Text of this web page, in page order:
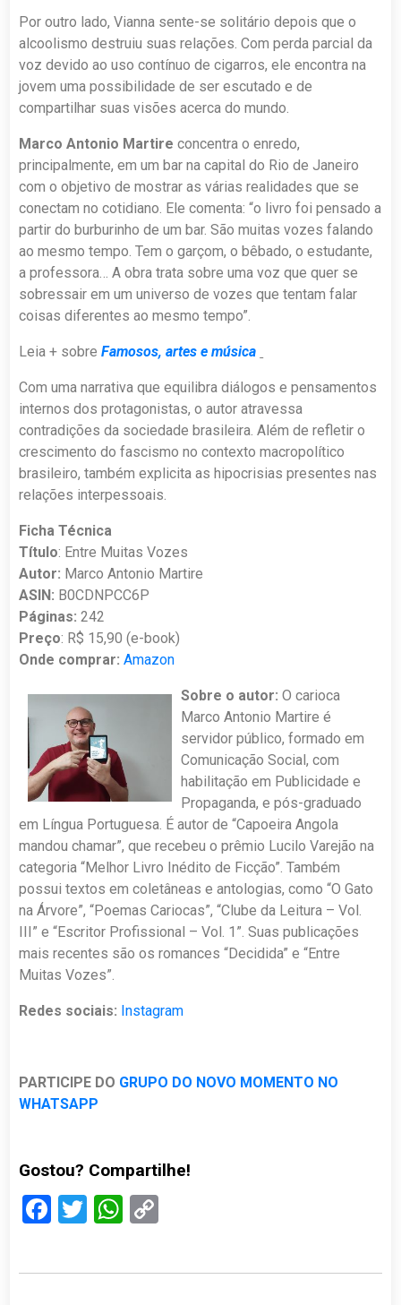
Por outro lado, Vianna sente-se solitário depois que o
alcoolismo destruiu suas relações. Com perda parcial da
voz devido ao uso contínuo de cigarros, ele encontra na
jovem uma possibilidade de ser escutado e de
compartilhar suas visões acerca do mundo.
Marco Antonio Martire concentra o enredo,
principalmente, em um bar na capital do Rio de Janeiro
com o objetivo de mostrar as várias realidades que se
conectam no cotidiano. Ele comenta: “o livro foi pensado a
partir do burburinho de um bar. São muitas vozes falando
ao mesmo tempo. Tem o garçom, o bêbado, o estudante,
a professora… A obra trata sobre uma voz que quer se
sobressair em um universo de vozes que tentam falar
coisas diferentes ao mesmo tempo”.
Leia + sobreFamosos, artes e música
Com uma narrativa que equilibra diálogos e pensamentos
internos dos protagonistas, o autor atravessa
contradições da sociedade brasileira. Além de refletir o
crescimento do fascismo no contexto macropolítico
brasileiro, também explicita as hipocrisias presentes nas
relações interpessoais.
Ficha Técnica
Título: Entre Muitas Vozes
Autor: Marco Antonio Martire
ASIN: B0CDNPCC6P
Páginas: 242
Preço: R$ 15,90 (e-book)
Onde comprar: Amazon
Sobre o autor: O carioca
Marco Antonio Martire é
servidor público, formado em
Comunicação Social, com
habilitação em Publicidade e
Propaganda, e pós-graduado
em Língua Portuguesa. É autor de “Capoeira Angola
mandou chamar”, que recebeu o prêmio Lucilo Varejão na
categoria “Melhor Livro Inédito de Ficção”. Também
possui textos em coletâneas e antologias, como “O Gato
na Árvore”, “Poemas Cariocas”, “Clube da Leitura – Vol.
III” e “Escritor Profissional – Vol. 1”. Suas publicações
mais recentes são os romances “Decidida” e “Entre
Muitas Vozes”.
Redes sociais: Instagram
PARTICIPE DO GRUPO DO NOVO MOMENTO NO
WHATSAPP
Gostou? Compartilhe!
Facebook
TwitterWhatsApp